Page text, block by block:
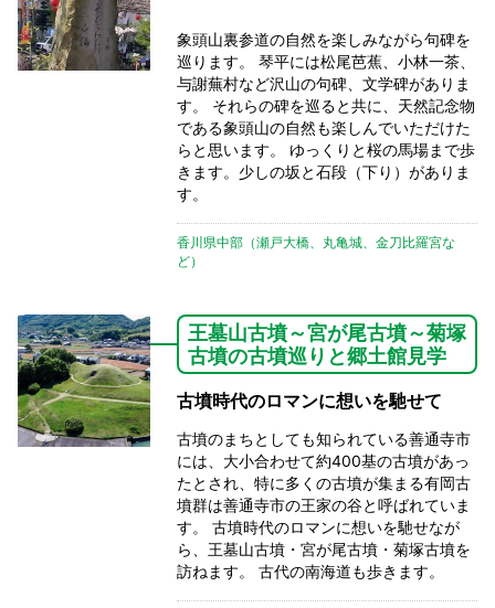
象頭山裏参道の自然を楽しみながら句碑を
巡ります。 琴平には松尾芭蕉、小林一茶、
与謝蕪村など沢山の句碑、文学碑がありま
す。 それらの碑を巡ると共に、天然記念物
である象頭山の自然も楽しんでいただけた
らと思います。 ゆっくりと桜の馬場まで歩
きます。少しの坂と石段（下り）がありま
す。
香川県中部（瀬戸大橋、丸亀城、金刀比羅宮な
ど）
王墓山古墳～宮が尾古墳～菊塚
古墳の古墳巡りと郷土館見学
古墳時代のロマンに想いを馳せて
古墳のまちとしても知られている善通寺市
には、大小合わせて約400基の古墳があっ
たとされ、特に多くの古墳が集まる有岡古
墳群は善通寺市の王家の谷と呼ばれていま
す。 古墳時代のロマンに想いを馳せなが
ら、王墓山古墳・宮が尾古墳・菊塚古墳を
訪ねます。 古代の南海道も歩きます。